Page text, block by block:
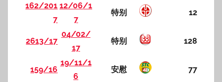
162/201
7
12/06/1
7
特别 12
2613/17
04/02/
17
特别 128
159/16
19/11/1
6
安慰 77